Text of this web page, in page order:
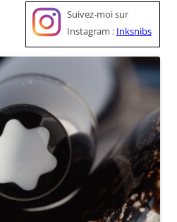
Suivez-moi sur
Instagram : Inksnibs